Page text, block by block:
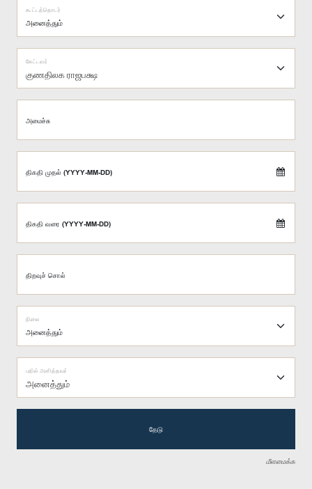
கூட்டத்தொடர்
குணதிலக ராஜபக்ஷ
கேட்டவர்
அமைச்சு
திகதி முதல் (YYYY-MM-DD)
திகதி வரை (YYYY-MM-DD)
திறவுச் சொல்
நிலை
அனைத்தும்
பதில் அளித்தவர்
தேடு
மீளமைக்க